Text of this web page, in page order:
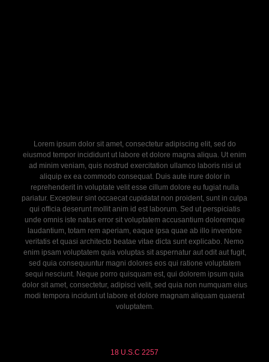
Lorem ipsum dolor sit amet, consectetur adipiscing elit, sed do
eiusmod tempor incididunt ut labore et dolore magna aliqua. Ut enim
ad minim veniam, quis nostrud exercitation ullamco laboris nisi ut
aliquip ex ea commodo consequat. Duis aute irure dolor in
reprehenderit in voluptate velit esse cillum dolore eu fugiat nulla
pariatur. Excepteur sint occaecat cupidatat non proident, sunt in culpa
qui officia deserunt mollit anim id est laborum. Sed ut perspiciatis
unde omnis iste natus error sit voluptatem accusantium doloremque
laudantium, totam rem aperiam, eaque ipsa quae ab illo inventore
veritatis et quasi architecto beatae vitae dicta sunt explicabo. Nemo
enim ipsam voluptatem quia voluptas sit aspernatur aut odit aut fugit,
sed quia consequuntur magni dolores eos qui ratione voluptatem
sequi nesciunt. Neque porro quisquam est, qui dolorem ipsum quia
dolor sit amet, consectetur, adipisci velit, sed quia non numquam eius
modi tempora incidunt ut labore et dolore magnam aliquam quaerat
voluptatem.
18 U.S.C 2257